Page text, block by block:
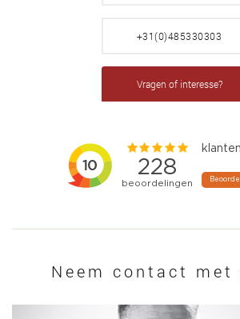
+31(0)485330303
Vragen of interesse?
Neem contact met